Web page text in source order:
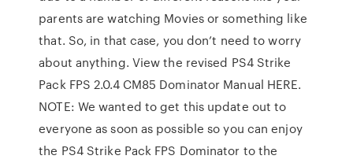
parents are watching Movies or something like
that. So, in that case, you don’t need to worry
about anything. View the revised PS4 Strike
Pack FPS 2.0.4 CM85 Dominator Manual HERE.
NOTE: We wanted to get this update out to
everyone as soon as possible so you can enjoy
the PS4 Strike Pack FPS Dominator to the